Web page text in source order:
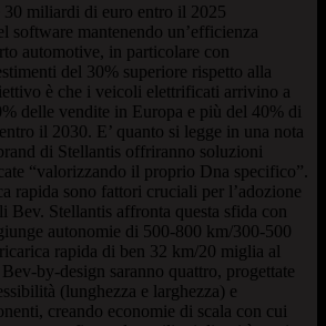
30 miliardi di euro entro il 2025
software mantenendo un’efficienza
automotive, in particolare con
del 30% superiore rispetto alla
è che i veicoli elettrificati arrivino a
delle vendite in Europa e più del 40% di
il 2030. E’ quanto si legge in una nota
di Stellantis offriranno soluzioni
“valorizzando il proprio Dna specifico”.
rapida sono fattori cruciali per l’adozione
Bev. Stellantis affronta questa sfida con
autonomie di 500-800 km/300-500
rapida di ben 32 km/20 miglia al
by-design saranno quattro, progettate
(lunghezza e larghezza) e
creando economie di scala con cui